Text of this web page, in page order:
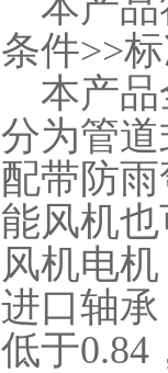
条件>>
本产品
分为管
配带防
能风机
风机电
进口轴
低于0.84